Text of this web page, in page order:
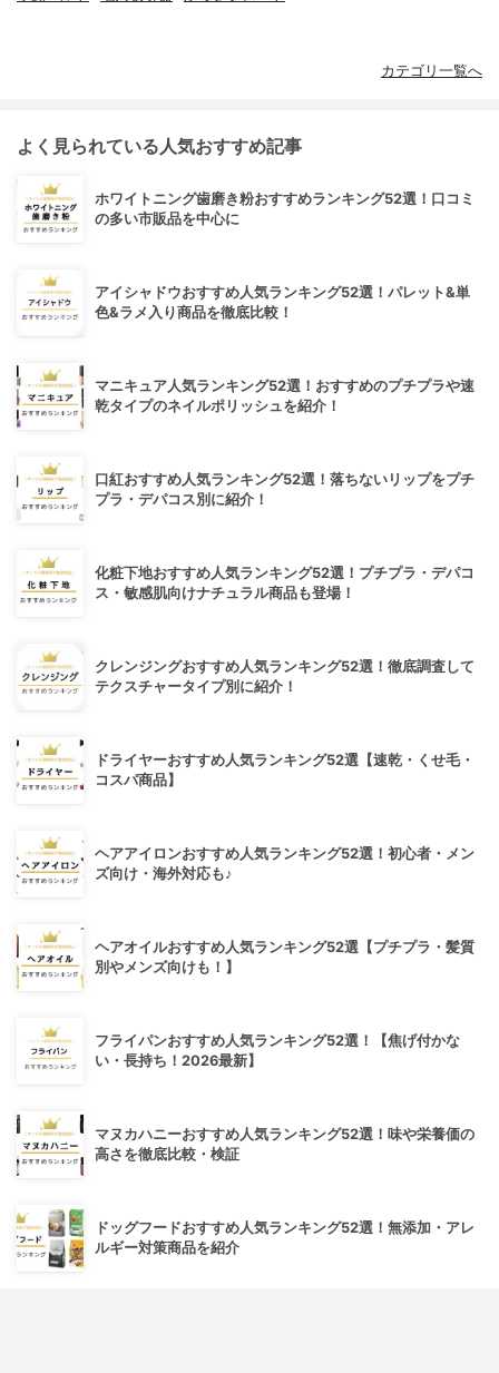
カテゴリ一覧へ
よく見られている人気おすすめ記事
ホワイトニング歯磨き粉おすすめランキング52選！口コミ
の多い市販品を中心に
アイシャドウおすすめ人気ランキング52選！パレット&単
色&ラメ入り商品を徹底比較！
マニキュア人気ランキング52選！おすすめのプチプラや速
乾タイプのネイルポリッシュを紹介！
口紅おすすめ人気ランキング52選！落ちないリップをプチ
プラ・デパコス別に紹介！
化粧下地おすすめ人気ランキング52選！プチプラ・デパコ
ス・敏感肌向けナチュラル商品も登場！
クレンジングおすすめ人気ランキング52選！徹底調査して
テクスチャータイプ別に紹介！
ドライヤーおすすめ人気ランキング52選【速乾・くせ毛・
コスパ商品】
ヘアアイロンおすすめ人気ランキング52選！初心者・メン
ズ向け・海外対応も♪
ヘアオイルおすすめ人気ランキング52選【プチプラ・髪質
別やメンズ向けも！】
フライパンおすすめ人気ランキング52選！【焦げ付かな
い・長持ち！2026最新】
マヌカハニーおすすめ人気ランキング52選！味や栄養価の
高さを徹底比較・検証
ドッグフードおすすめ人気ランキング52選！無添加・アレ
ルギー対策商品を紹介